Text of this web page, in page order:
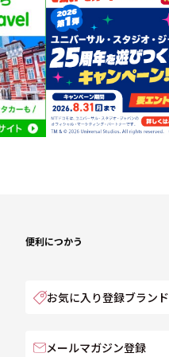
便利につかう
お気に入り登録ブランド
メールマガジン登録